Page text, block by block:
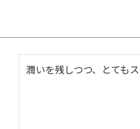
潤いを残しつつ、とても